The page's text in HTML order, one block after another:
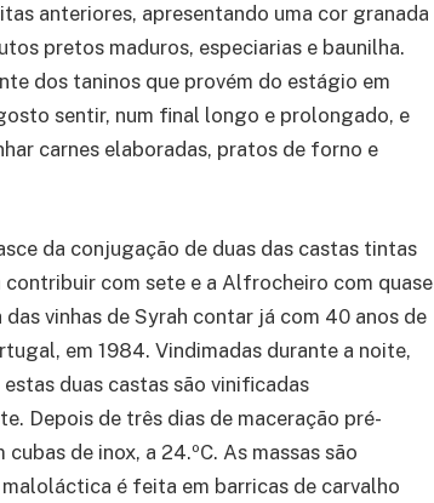
anteriores, apresentando uma cor granada
pretos maduros, especiarias e baunilha.
dos taninos que provém do estágio em
sentir, num final longo e prolongado, e
carnes elaboradas, pratos de forno e
da conjugação de duas das castas tintas
com sete e a Alfrocheiro com quase
vinhas de Syrah contar já com 40 anos de
em 1984. Vindimadas durante a noite,
duas castas são vinificadas
Depois de três dias de maceração pré-
de inox, a 24.ºC. As massas são
é feita em barricas de carvalho